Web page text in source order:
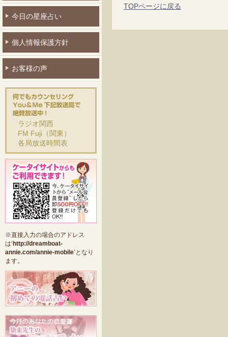
今日の星座占い
個人情報保護方針
お客様の声
ラジオ関西
FM Fuji（関東）
各局放送時間表
※直接入力の場合のアドレス
は‘ http://dreamboat-
annie.com/annie-mobile’となり
ます。
TOPページに戻る